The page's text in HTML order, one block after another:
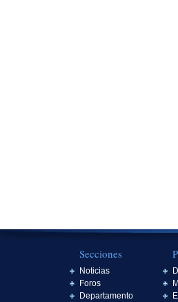
Secciones
Noticias
Foros
Departamento